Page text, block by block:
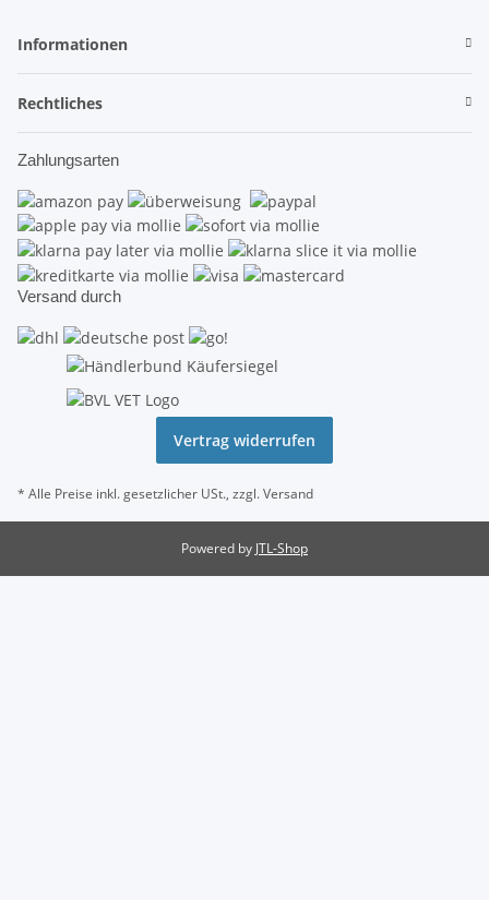
Informationen
Rechtliches
Zahlungsarten
Versand durch
Vertrag widerrufen
* Alle Preise inkl. gesetzlicher USt., zzgl.Versand
Powered by JTL-Shop